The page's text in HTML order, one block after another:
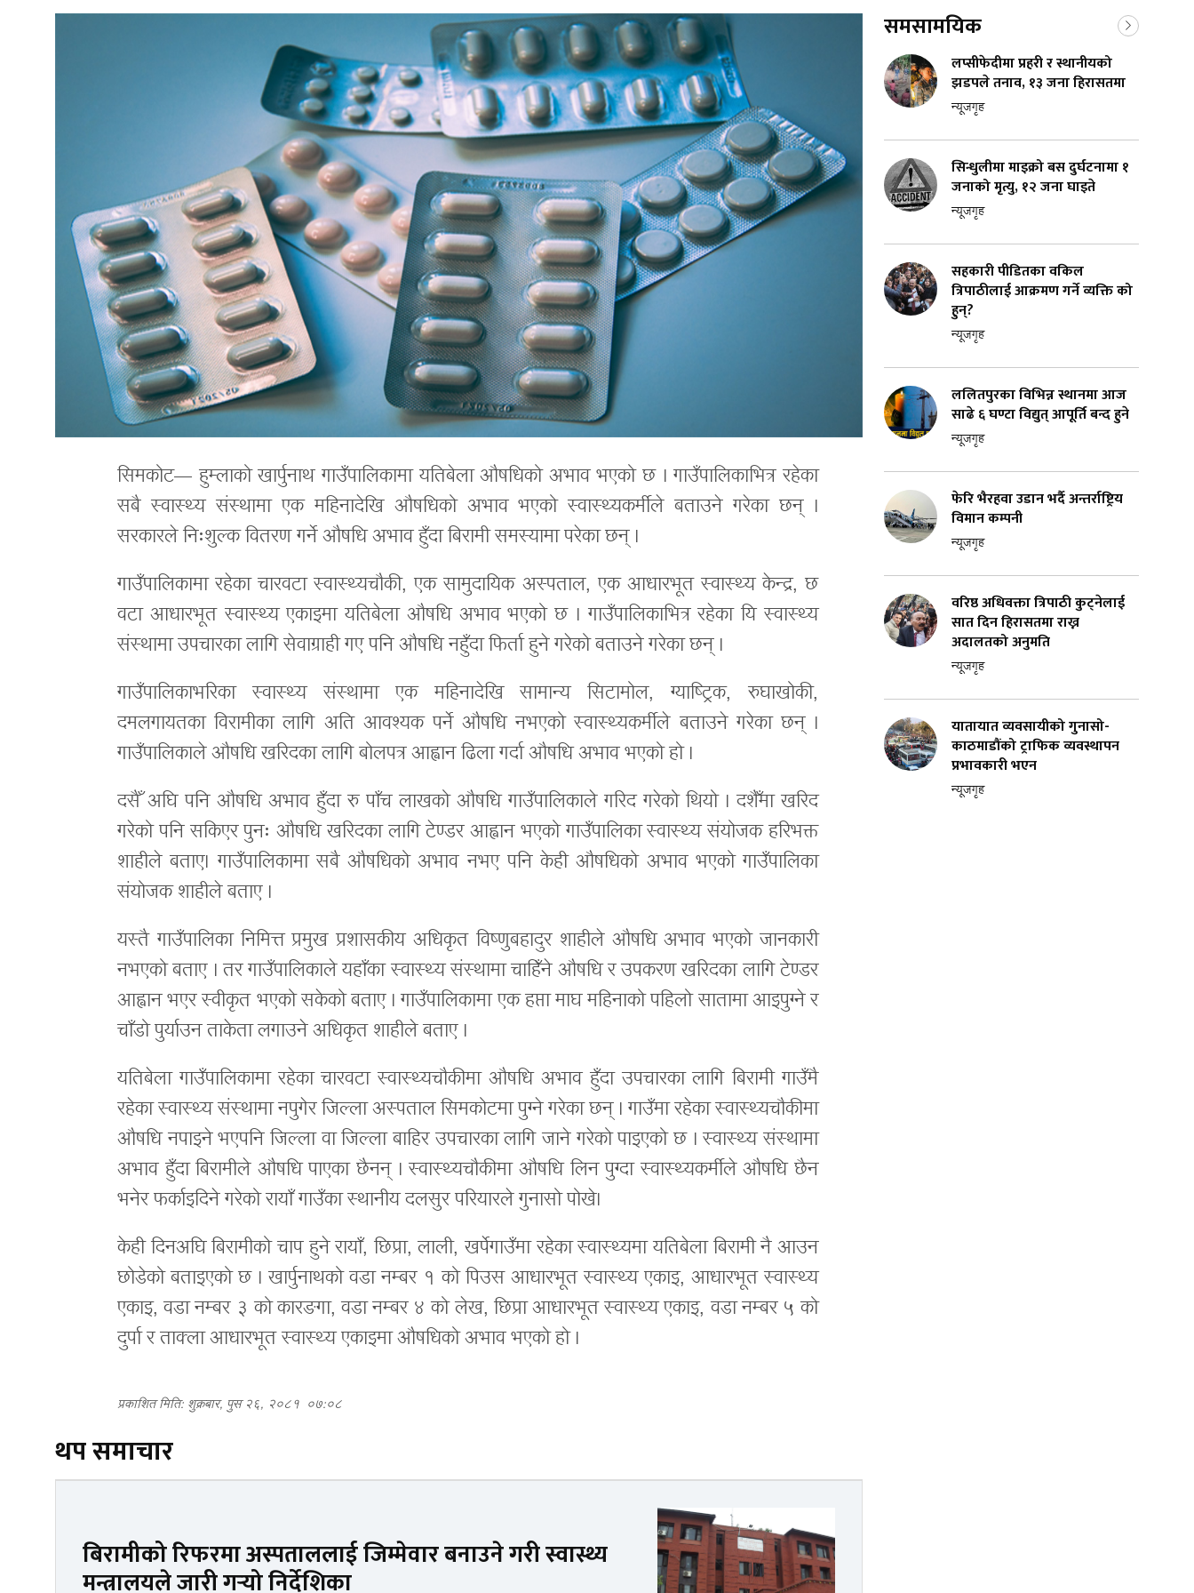
सिमकोट— हुम्लाको खार्पुनाथ गाउँपालिकामा यतिबेला औषधिको अभाव भएको छ । गाउँपालिकाभित्र रहेका
सबै स्वास्थ्य संस्थामा एक महिनादेखि औषधिको अभाव भएको स्वास्थ्यकर्मीले बताउने गरेका छन् ।
सरकारले निःशुल्क वितरण गर्ने औषधि अभाव हुँदा बिरामी समस्यामा परेका छन् ।
गाउँपालिकामा रहेका चारवटा स्वास्थ्यचौकी, एक सामुदायिक अस्पताल, एक आधारभूत स्वास्थ्य केन्द्र, छ
वटा आधारभूत स्वास्थ्य एकाइमा यतिबेला औषधि अभाव भएको छ । गाउँपालिकाभित्र रहेका यि स्वास्थ्य
संस्थामा उपचारका लागि सेवाग्राही गए पनि औषधि नहुँदा फिर्ता हुने गरेको बताउने गरेका छन् ।
गाउँपालिकाभरिका स्वास्थ्य संस्थामा एक महिनादेखि सामान्य सिटामोल, ग्याष्ट्रिक, रुघाखोकी,
दमलगायतका विरामीका लागि अति आवश्यक पर्ने औषधि नभएको स्वास्थ्यकर्मीले बताउने गरेका छन् ।
गाउँपालिकाले औषधि खरिदका लागि बोलपत्र आह्वान ढिला गर्दा औषधि अभाव भएको हो ।
दसैँ अघि पनि औषधि अभाव हुँदा रु पाँच लाखको औषधि गाउँपालिकाले गरिद गरेको थियो । दशैँमा खरिद
गरेको पनि सकिएर पुनः औषधि खरिदका लागि टेण्डर आह्वान भएको गाउँपालिका स्वास्थ्य संयोजक हरिभक्त
शाहीले बताए। गाउँपालिकामा सबै औषधिको अभाव नभए पनि केही औषधिको अभाव भएको गाउँपालिका
संयोजक शाहीले बताए ।
यस्तै गाउँपालिका निमित्त प्रमुख प्रशासकीय अधिकृत विष्णुबहादुर शाहीले औषधि अभाव भएको जानकारी
नभएको बताए । तर गाउँपालिकाले यहाँका स्वास्थ्य संस्थामा चाहिँने औषधि र उपकरण खरिदका लागि टेण्डर
आह्वान भएर स्वीकृत भएको सकेको बताए । गाउँपालिकामा एक हप्ता माघ महिनाको पहिलो सातामा आइपुग्ने र
चाँडो पुर्याउन ताकेता लगाउने अधिकृत शाहीले बताए ।
यतिबेला गाउँपालिकामा रहेका चारवटा स्वास्थ्यचौकीमा औषधि अभाव हुँदा उपचारका लागि बिरामी गाउँमै
रहेका स्वास्थ्य संस्थामा नपुगेर जिल्ला अस्पताल सिमकोटमा पुग्ने गरेका छन् । गाउँमा रहेका स्वास्थ्यचौकीमा
औषधि नपाइने भएपनि जिल्ला वा जिल्ला बाहिर उपचारका लागि जाने गरेको पाइएको छ । स्वास्थ्य संस्थामा
अभाव हुँदा बिरामीले औषधि पाएका छैनन् । स्वास्थ्यचौकीमा औषधि लिन पुग्दा स्वास्थ्यकर्मीले औषधि छैन
भनेर फर्काइदिने गरेको रायाँ गाउँका स्थानीय दलसुर परियारले गुनासो पोखे।
केही दिनअघि बिरामीको चाप हुने रायाँ, छिप्रा, लाली, खर्पेगाउँमा रहेका स्वास्थ्यमा यतिबेला बिरामी नै आउन
छोडेको बताइएको छ । खार्पुनाथको वडा नम्बर १ को पिउस आधारभूत स्वास्थ्य एकाइ, आधारभूत स्वास्थ्य
एकाइ, वडा नम्बर ३ को कारङगा, वडा नम्बर ४ को लेख, छिप्रा आधारभूत स्वास्थ्य एकाइ, वडा नम्बर ५ को
दुर्पा र ताक्ला आधारभूत स्वास्थ्य एकाइमा औषधिको अभाव भएको हो ।
प्रकाशित मिति: शुक्रबार, पुस २६, २०८१ ०७:०८
थप समाचार
बिरामीको रिफरमा अस्पताललाई जिम्मेवार बनाउने गरी स्वास्थ्य
मन्त्रालयले जारी गर्‍यो निर्देशिका
समसामयिक
लप्सीफेदीमा प्रहरी र स्थानीयको
झडपले तनाव, १३ जना हिरासतमा
न्यूजगृह
सिन्धुलीमा माइक्रो बस दुर्घटनामा १
जनाको मृत्यु, १२ जना घाइते
न्यूजगृह
सहकारी पीडितका वकिल
त्रिपाठीलाई आक्रमण गर्ने व्यक्ति को
हुन्?
न्यूजगृह
ललितपुरका विभिन्न स्थानमा आज
साढे ६ घण्टा विद्युत् आपूर्ति बन्द हुने
न्यूजगृह
फेरि भैरहवा उडान भर्दै अन्तर्राष्ट्रिय
विमान कम्पनी
न्यूजगृह
वरिष्ठ अधिवक्ता त्रिपाठी कुट्नेलाई
सात दिन हिरासतमा राख्न
अदालतको अनुमति
न्यूजगृह
यातायात व्यवसायीको गुनासो-
काठमाडौंको ट्राफिक व्यवस्थापन
प्रभावकारी भएन
न्यूजगृह